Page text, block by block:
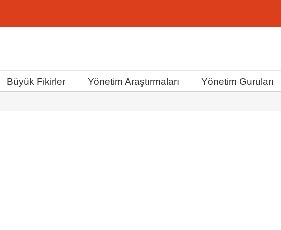
Büyük Fikirler Yönetim Araştırmaları Yönetim Guruları